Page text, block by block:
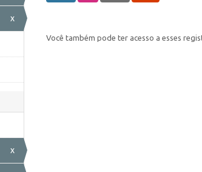
x
x
Você também pode ter acesso a esses